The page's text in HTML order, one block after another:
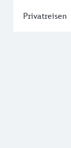
Privatreisen